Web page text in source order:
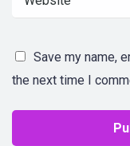
Save my name,
the next time I